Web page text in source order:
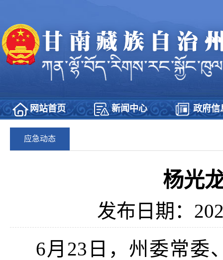
网站首页 新闻中心 政府信
应急动态
杨光
发布日期：
6月23日，州委常委